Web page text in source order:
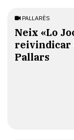
PALLARÈS
​Neix «Lo
reivindicar
Pallars